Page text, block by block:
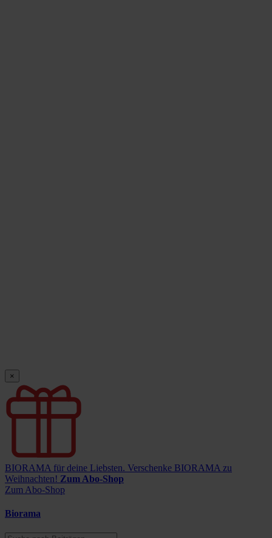
×
BIORAMA für deine Liebsten. Verschenke BIORAMA zu
Weihnachten! Zum Abo-Shop
Zum Abo-Shop
Biorama